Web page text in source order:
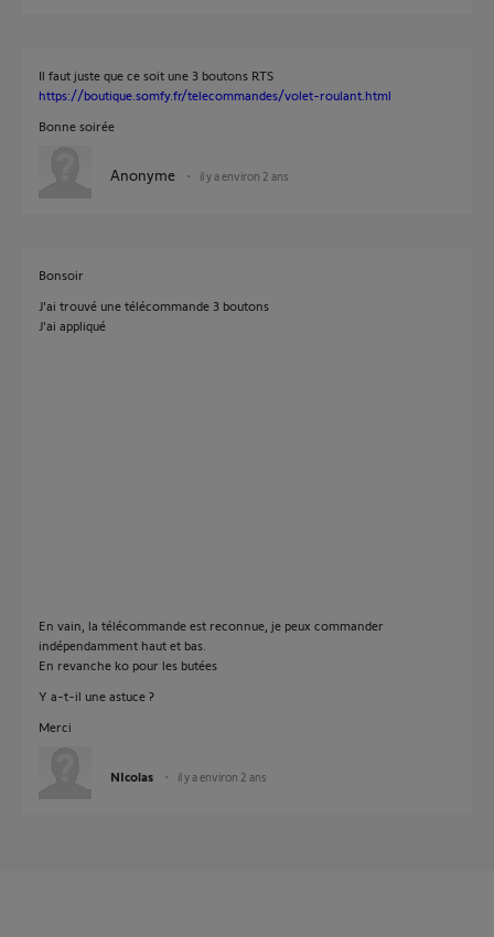
Il faut juste que ce soit une 3 boutons RTS
https://boutique.somfy.fr/telecommandes/volet-roulant.html
Bonne soirée
Anonyme il y a environ 2 ans
Bonsoir
J'ai trouvé une télécommande 3 boutons
J'ai appliqué
En vain, la télécommande est reconnue, je peux commander
indépendamment haut et bas.
En revanche ko pour les butées
Y a-t-il une astuce ?
Merci
NIcolas il y a environ 2 ans